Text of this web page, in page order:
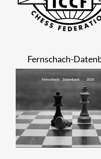
Fernschach-